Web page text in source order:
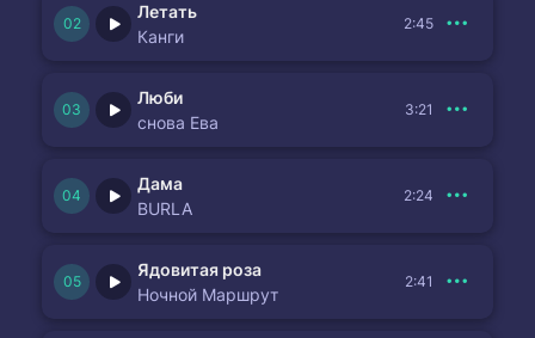
Летать
Канги
2:45
Люби
снова Ева
3:21
Дама
BURLA
2:24
Ядовитая роза
Ночной Маршрут
2:41